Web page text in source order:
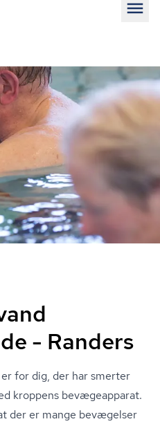
- Randers
for dig, der har smerter
kroppens bevægeapparat.
der er mange bevægelser